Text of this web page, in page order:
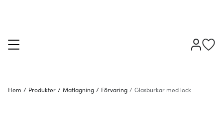
Hem / Produkter / Matlagning / Förvaring / Glasburkar med lock